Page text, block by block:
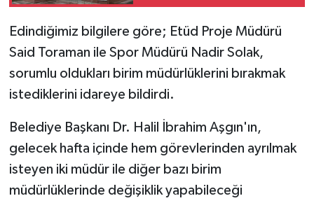
Edindiğimiz bilgilere göre; Etüd Proje Müdürü
Said Toraman ile Spor Müdürü Nadir Solak,
sorumlu oldukları birim müdürlüklerini bırakmak
istediklerini idareye bildirdi.
Belediye Başkanı Dr. Halil İbrahim Aşgın'ın,
gelecek hafta içinde hem görevlerinden ayrılmak
isteyen iki müdür ile diğer bazı birim
müdürlüklerinde değişiklik yapabileceği